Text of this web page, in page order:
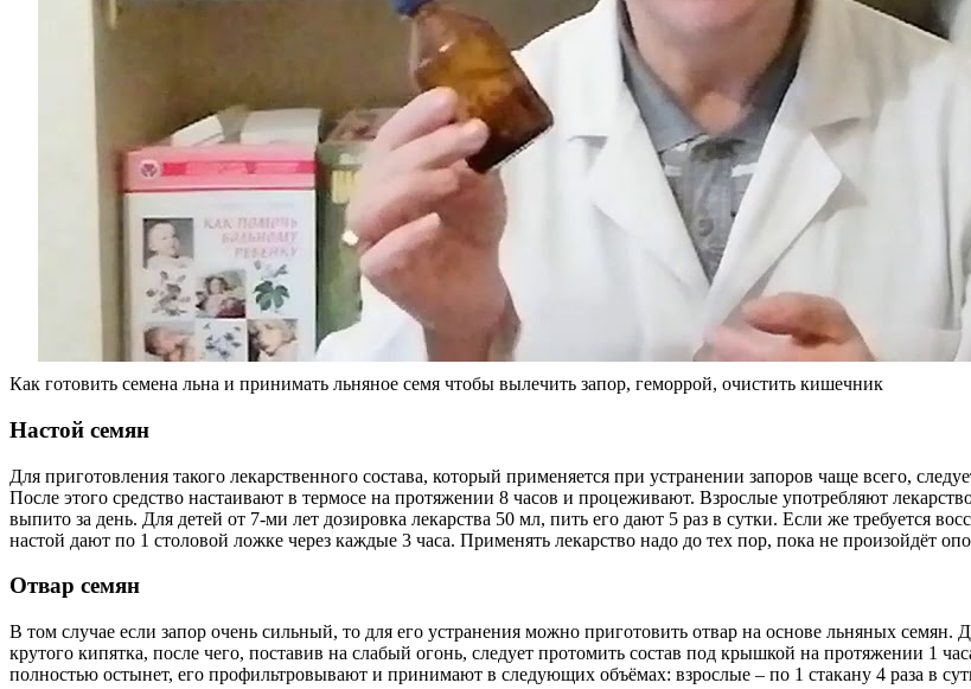
Как готовить семена льна и принимать льняное семя чтобы вылечить запор, геморрой, очистить кишечник
Настой семян
Для приготовления такого лекарственного состава, который применяется при устранении запоров чаще всего,
После этого средство настаивают в термосе на протяжении 8 часов и процеживают. Взрослые употребляют
выпито за день. Для детей от 7-ми лет дозировка лекарства 50 мл, пить его дают 5 раз в сутки. Если же требуется
настой дают по 1 столовой ложке через каждые 3 часа. Применять лекарство надо до тех пор, пока не произойдёт
Отвар семян
В том случае если запор очень сильный, то для его устранения можно приготовить отвар на основе льняных семян.
крутого кипятка, после чего, поставив на слабый огонь, следует протомить состав под крышкой на протяжении 1
полностью остынет, его профильтровывают и принимают в следующих объёмах: взрослые – по 1 стакану 4 раза в